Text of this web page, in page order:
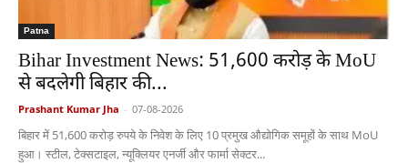
Patna
Bihar Investment News: 51,600 करोड़ के MoU
से बदलेगी बिहार की...
Prashant Kumar Jha - 07-08-2026
बिहार में 51,600 करोड़ रुपये के निवेश के लिए 10 प्रमुख औद्योगिक समूहों के साथ MoU
हुआ। स्टील, टेक्सटाइल, न्यूक्लियर एनर्जी और फार्मा सेक्टर...